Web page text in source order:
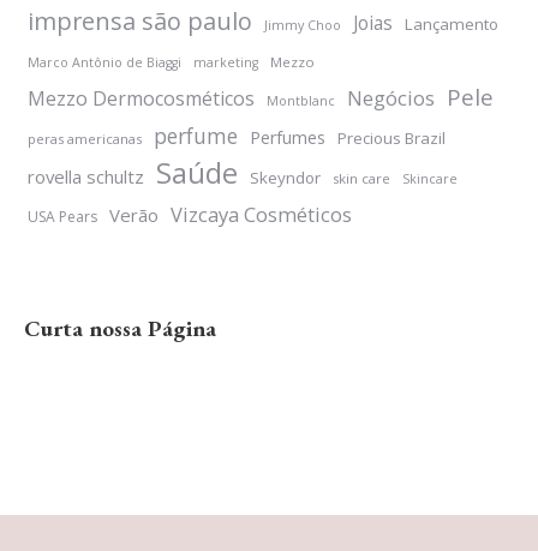
imprensa são paulo Jimmy Choo Joias Lançamento
Marco Antônio de Biaggi marketing Mezzo
Mezzo Dermocosméticos Montblanc Negócios Pele
peras americanas perfume Perfumes Precious Brazil
rovella schultz Saúde Skeyndor skin care Skincare
USA Pears Verão Vizcaya Cosméticos
Curta nossa Página